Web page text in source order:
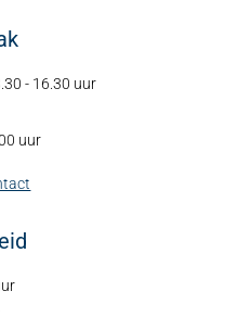
- 16.30 uur
uur